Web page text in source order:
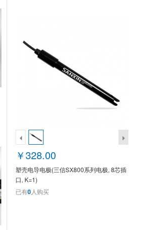
￥328.00
塑壳电导电极(三信SX800系列电极, 8芯插
口, K=1)
已有0人购买